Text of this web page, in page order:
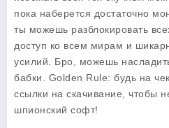
пока наберется достаточно
ты можешь разблокировать
доступ ко всем мирам и
усилий. Бро, можешь
бабки. Golden Rule: будь на
ссылки на скачивание, чтобы
шпионский софт!